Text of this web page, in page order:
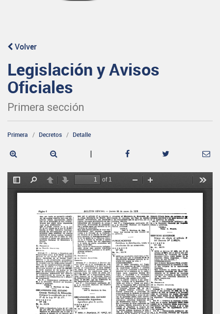
Volver
Legislación y Avisos
Oficiales
Primera sección
Primera Decretos Detalle
|